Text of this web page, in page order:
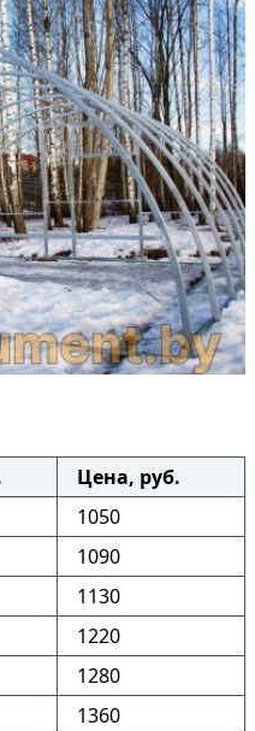
Цена, руб.
1050
1090
1130
1220
1280
1360